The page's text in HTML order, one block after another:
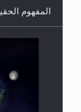
المفهوم